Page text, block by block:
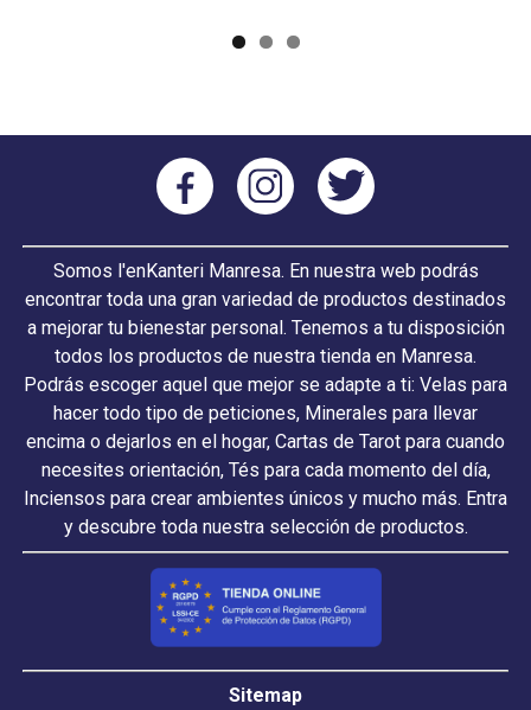
Somos l'enKanteri Manresa. En nuestra web podrás
encontrar toda una gran variedad de productos destinados
a mejorar tu bienestar personal. Tenemos a tu disposición
todos los productos de nuestra tienda en Manresa.
Podrás escoger aquel que mejor se adapte a ti: Velas para
hacer todo tipo de peticiones, Minerales para llevar
encima o dejarlos en el hogar, Cartas de Tarot para cuando
necesites orientación, Tés para cada momento del día,
Inciensos para crear ambientes únicos y mucho más. Entra
y descubre toda nuestra selección de productos.
Sitemap